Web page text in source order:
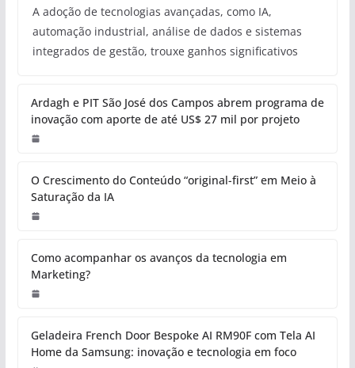
A adoção de tecnologias avançadas, como IA,
automação industrial, análise de dados e sistemas
integrados de gestão, trouxe ganhos significativos
Ardagh e PIT São José dos Campos abrem programa de
inovação com aporte de até US$ 27 mil por projeto
O Crescimento do Conteúdo “original-first” em Meio à
Saturação da IA
Como acompanhar os avanços da tecnologia em
Marketing?
Geladeira French Door Bespoke AI RM90F com Tela AI
Home da Samsung: inovação e tecnologia em foco